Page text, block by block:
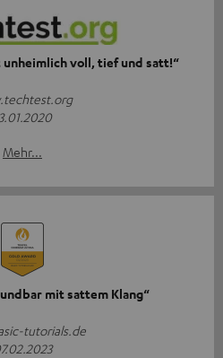
voll, tief und satt!“
Mehr...
mit sattem Klang“
tutorials.de